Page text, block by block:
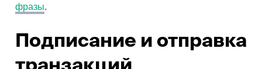
фразы.
Подписание и отправка